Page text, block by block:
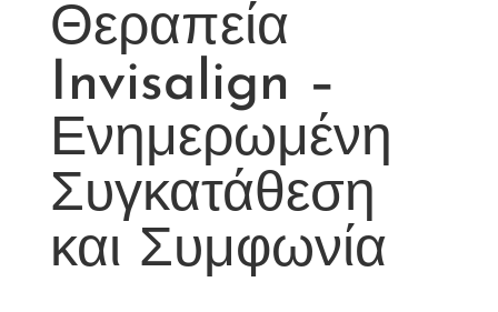
Θεραπεία
Invisalign –
Ενημερωμένη
Συγκατάθεση
και Συμφωνία